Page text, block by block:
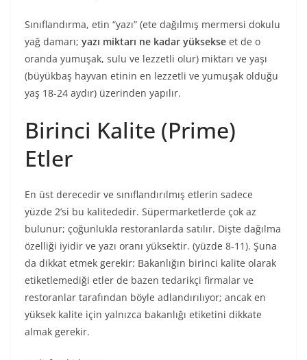
Sınıflandırma, etin “yazı” (ete dağılmış mermersi dokulu
yağ damarı; yazı miktarı ne kadar yüksekse et de o
oranda yumuşak, sulu ve lezzetli olur) miktarı ve yaşı
(büyükbaş hayvan etinin en lezzetli ve yumuşak olduğu
yaş 18-24 aydır) üzerinden yapılır.
Birinci Kalite (Prime)
Etler
En üst derecedir ve sınıflandırılmış etlerin sadece
yüzde 2’si bu kalitededir. Süpermarketlerde çok az
bulunur; çoğunlukla restoranlarda satılır. Dişte dağılma
özelliği iyidir ve yazı oranı yüksektir. (yüzde 8-11). Şuna
da dikkat etmek gerekir: Bakanlığın birinci kalite olarak
etiketlemediği etler de bazen tedarikçi firmalar ve
restoranlar tarafından böyle adlandırılıyor; ancak en
yüksek kalite için yalnızca bakanlığı etiketini dikkate
almak gerekir.